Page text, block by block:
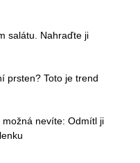
salátu. Nahraďte ji
prsten? Toto je trend
nevíte: Odmítl ji